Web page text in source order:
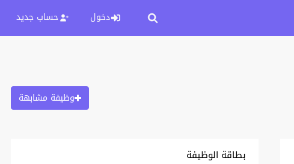
دخول حساب جديد
وظيفة مشابهة
بطاقة الوظيفة